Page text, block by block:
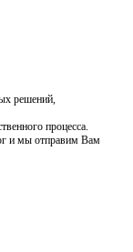
решений,
процесса.
и мы отправим Вам